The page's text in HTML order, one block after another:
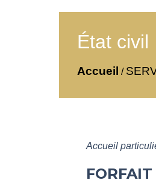
État civil
Accueil /
Accueil